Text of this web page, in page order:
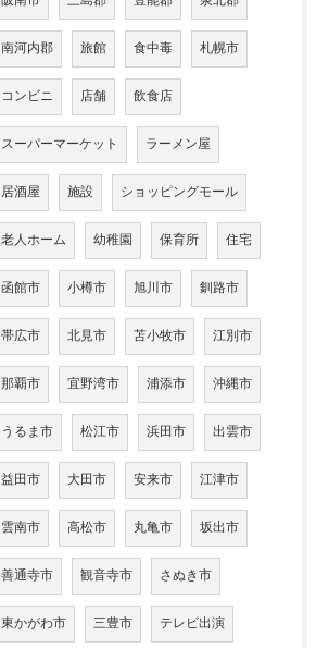
南河内郡 旅館 食中毒 札幌市
コンビニ 店舗 飲食店
スーパーマーケット ラーメン屋
居酒屋 施設 ショッピングモール
老人ホーム 幼稚園 保育所 住宅
函館市 小樽市 旭川市 釧路市
帯広市 北見市 苫小牧市 江別市
那覇市 宜野湾市 浦添市 沖縄市
うるま市 松江市 浜田市 出雲市
益田市 大田市 安来市 江津市
雲南市 高松市 丸亀市 坂出市
善通寺市 観音寺市 さぬき市
東かがわ市 三豊市 テレビ出演